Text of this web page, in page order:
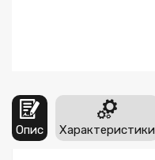
Опис Характеристики